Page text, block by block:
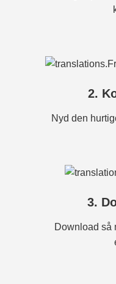
2.
Nyd den
3.
Download så